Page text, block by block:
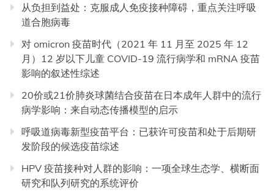
从负担到益处：克服成人免疫接种障碍，重点关注呼吸
道合胞病毒
对 omicron 疫苗时代（2021 年 11 月至 2025 年 12
月）12 岁以下儿童 COVID-19 流行病学和 mRNA 疫苗
影响的叙述性综述
20价或21价肺炎球菌结合疫苗在日本成年人群中的流行
病学影响：来自动态传播模型的启示
呼吸道病毒新型疫苗平台：已获许可疫苗和处于后期研
发阶段的候选疫苗综述
HPV 疫苗接种对人群的影响：一项全球生态学、横断面
研究和队列研究的系统评价